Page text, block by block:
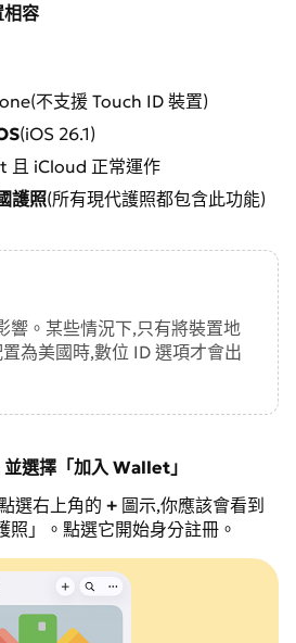
容
不支援 Touch ID 裝置)
(iOS 26.1)
且 iCloud 正常運作
護照(所有現代護照都包含此功能)
響。某些情況下,只有將裝置地
為美國時,數位 ID 選項才會出
選擇「加入 Wallet」
選右上角的 + 圖示,你應該會看到
照」。點選它開始身分註冊。